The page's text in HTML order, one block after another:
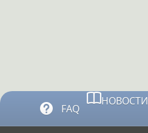
НОВОСТИ
FAQ